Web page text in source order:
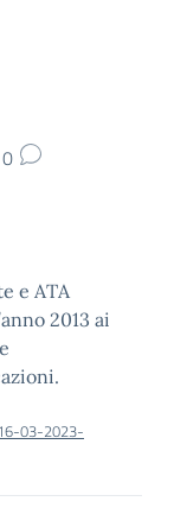
0
e ATA
2013 ai
03-2023-